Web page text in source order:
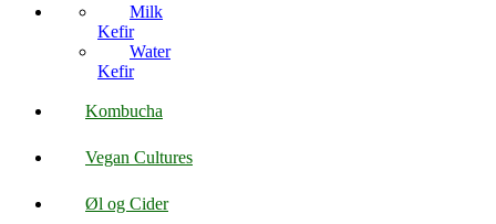
Milk
Kefir
Water
Kefir
Kombucha
Vegan Cultures
Øl og Cider